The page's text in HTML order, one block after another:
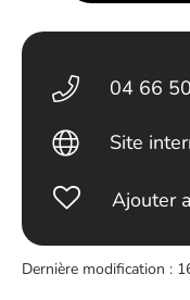
04 66
Site
Ajouter
Dernière modification :